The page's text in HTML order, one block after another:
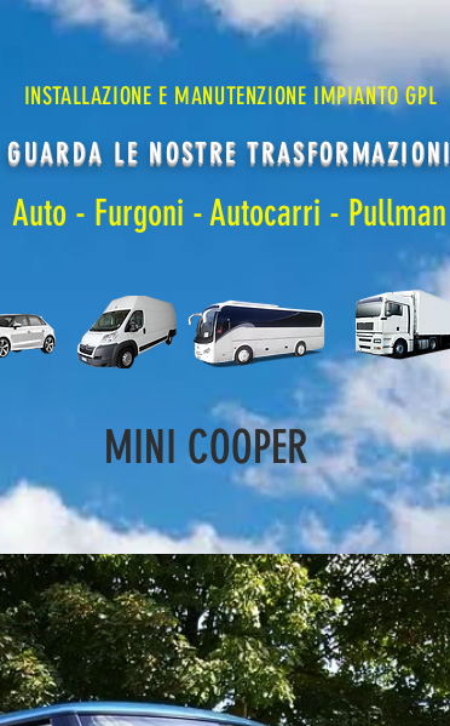
INSTALLAZIONE E MANUTENZIONE IMPIANTO GPL
Auto - Furgoni - Autocarri - Pullman
GUARDA LE NOSTRE TRASFORMAZIONI
MINI COOPER